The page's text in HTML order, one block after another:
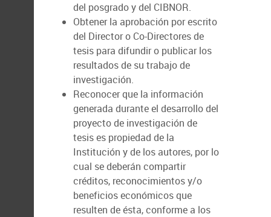
del posgrado y del CIBNOR.
Obtener la aprobación por escrito
del Director o Co-Directores de
tesis para difundir o publicar los
resultados de su trabajo de
investigación.
Reconocer que la información
generada durante el desarrollo del
proyecto de investigación de
tesis es propiedad de la
Institución y de los autores, por lo
cual se deberán compartir
créditos, reconocimientos y/o
beneficios económicos que
resulten de ésta, conforme a los